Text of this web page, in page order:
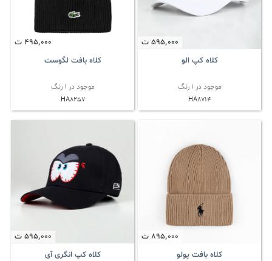
595٬000 ت
کلاه کپ الو
موجود در 1 رنگ
HA8714
495٬000 ت
کلاه بافت لگوست
موجود در 1 رنگ
HA8257
895٬000 ت
کلاه بافت پولو
595٬000 ت
کلاه کپ انگری آی